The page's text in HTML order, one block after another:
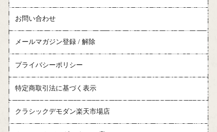
お問い合わせ
メールマガジン登録 / 解除
プライバシーポリシー
特定商取引法に基づく表示
クラシックデモダン楽天市場店